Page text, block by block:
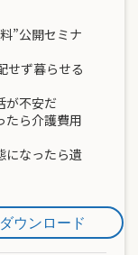
”公開セミナ
せず暮らせる
不安だ
ら介護費用
なったら遺
ウンロード